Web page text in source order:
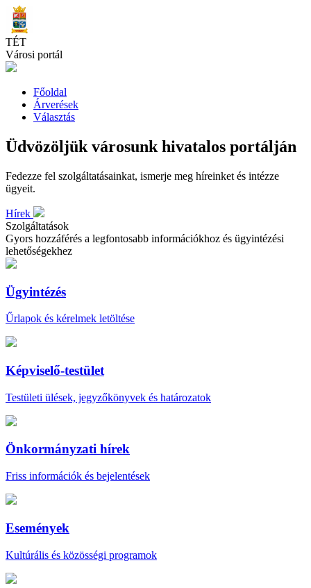
Skip
to
main
content
TÉT
Városi portál
Főoldal
Árverések
Választás
Üdvözöljük városunk hivatalos portálján
Fedezze fel szolgáltatásainkat, ismerje meg híreinket és intézze
ügyeit.
Hírek
Szolgáltatások
Gyors hozzáférés a legfontosabb információkhoz és ügyintézési
lehetőségekhez
Ügyintézés
Űrlapok és kérelmek letöltése
Képviselő-testület
Testületi ülések, jegyzőkönyvek és határozatok
Önkormányzati hírek
Friss információk és bejelentések
Események
Kultúrális és közösségi programok